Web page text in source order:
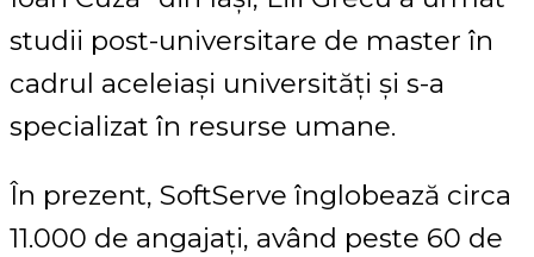
studii post-universitare de master în
cadrul aceleiași universități și s-a
specializat în resurse umane.
În prezent, SoftServe înglobează circa
11.000 de angajați, având peste 60 de